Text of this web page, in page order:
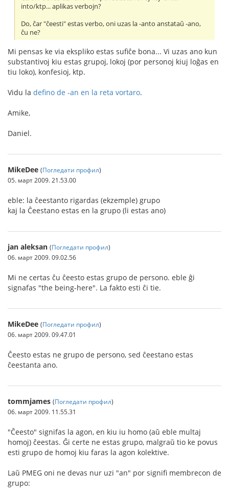
into/ktp... aplikas verbojn?
Do, ĉar "ĉeesti" estas verbo, oni uzas la -anto anstataŭ -ano,
ĉu ne?
Mi pensas ke via ekspliko estas sufiĉe bona... Vi uzas ano kun
substantivoj kiu estas grupoj, lokoj (por personoj kiuj loĝas en
tiu loko), konfesioj, ktp.
Vidu la defino de -an en la reta vortaro.
Amike,
Daniel.
MikeDee (Погледати профил)
05. март 2009. 21.53.00
eble: la ĉeestanto rigardas (ekzemple) grupo
kaj la Ĉeestano estas en la grupo (li estas ano)
jan aleksan (Погледати профил)
06. март 2009. 09.02.56
Mi ne certas ĉu ĉeesto estas grupo de persono. eble ĝi
signafas "the being-here". La fakto esti ĉi tie.
MikeDee (Погледати профил)
06. март 2009. 09.47.01
Ĉeesto estas ne grupo de persono, sed ĉeestano estas
ĉeestanta ano.
tommjames (Погледати профил)
06. март 2009. 11.55.31
"Ĉeesto" signifas la agon, en kiu iu homo (aŭ eble multaj
homoj) ĉeestas. Ĝi certe ne estas grupo, malgraŭ tio ke povus
esti grupo de homoj kiu faras la agon kolektive.
Laŭ PMEG oni ne devas nur uzi "an" por signifi membrecon de
grupo: